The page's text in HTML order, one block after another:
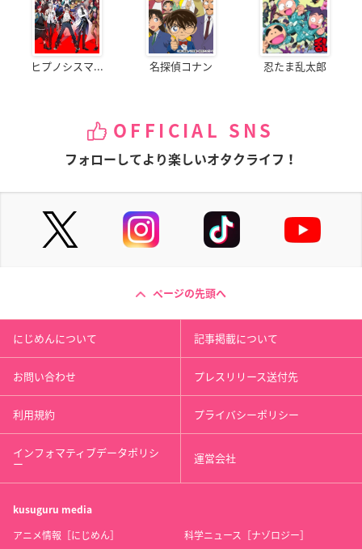
ヒプノシスマ... 名探偵コナン 忍たま乱太郎
OFFICIAL SNS
フォローしてより楽しいオタクライフ！
ページの先頭へ
にじめんについて 記事掲載について
お問い合わせ プレスリリース送付先
利用規約 プライバシーポリシー
インフォマティブデータポリシ
ー 運営会社
kusuguru media
アニメ情報［にじめん］
科学ニュース［ナゾロジー］